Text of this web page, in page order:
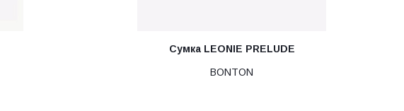
Сумка LEONIE PRELUDE
BONTON